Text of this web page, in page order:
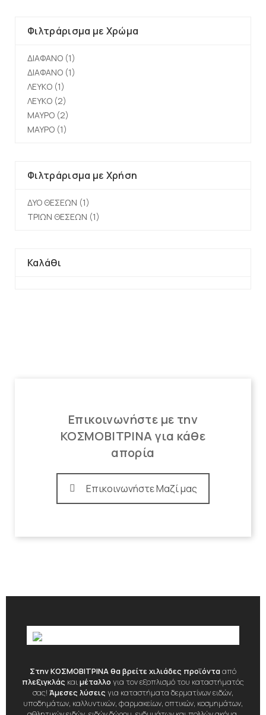
Φιλτράρισμα με Χρώμα
ΔΙΑΦΑΝΟ (1)
ΔΙΑΦΑΝΟ (1)
ΛΕΥΚΟ (1)
ΛΕΥΚΟ (2)
ΜΑΥΡΟ (2)
ΜΑΥΡΟ (1)
Φιλτράρισμα με Χρήση
ΔΥΟ ΘΕΣΕΩΝ (1)
ΤΡΙΩΝ ΘΕΣΕΩΝ (1)
Καλάθι
Επικοινωνήστε με την
ΚΟΣΜΟΒΙΤΡΙΝΑ για κάθε
απορία
Επικοινωνήστε Μαζί μας
Στην ΚΟΣΜΟΒΙΤΡΙΝΑ θα βρείτε χιλιάδες προϊόντααπό
πλεξιγκλάς καιμέταλλο για τον εξοπλισμό του καταστήματός
σας! Άμεσες λύσεις για καταστήματα δερματίνων ειδών,
υποδημάτων, καλλυντικών, φαρμακείων, οπτικών, κοσμημάτων,